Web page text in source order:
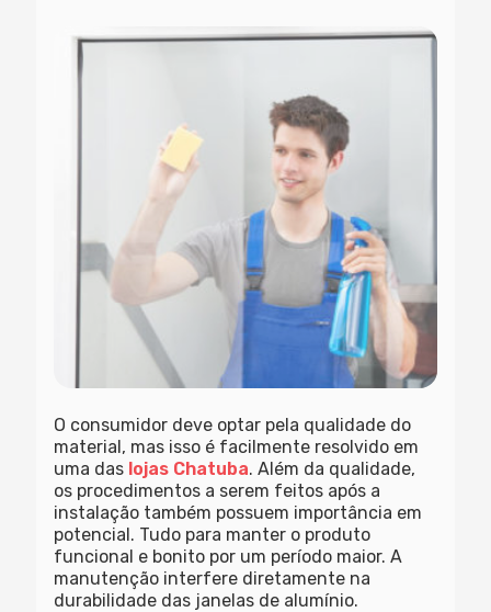
O consumidor deve optar pela qualidade do
material, mas isso é facilmente resolvido em
uma das lojas Chatuba. Além da qualidade,
os procedimentos a serem feitos após a
instalação também possuem importância em
potencial. Tudo para manter o produto
funcional e bonito por um período maior. A
manutenção interfere diretamente na
durabilidade das janelas de alumínio.